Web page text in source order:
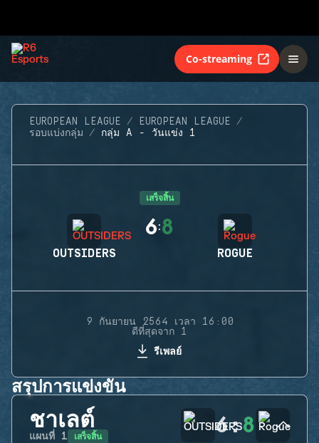
Co-streaming
EUROPEAN LEAGUE
EUROPEAN LEAGUE
รอบแบ่งกลุ่ม
กลุ่ม A - วันแข่ง 1
เสร็จสิ้น
OUTSIDERS
6:8
ROGUE
9 กันยายน 2564 เวลา 16:00
ดีที่สุดจาก 1
รีเพลย์
สรุปการแข่งขัน
ชาเลต์
แผนที่ 1 เสร็จสิ้น 6:8